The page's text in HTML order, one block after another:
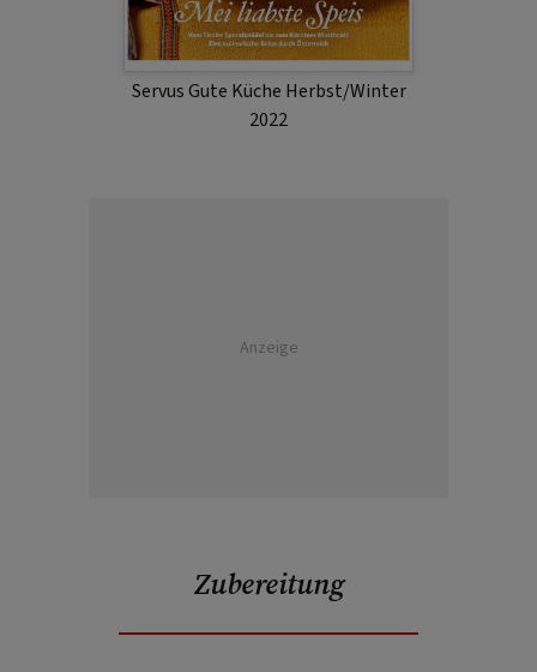
Servus Gute Küche Herbst/Winter
2022
Anzeige
Zubereitung